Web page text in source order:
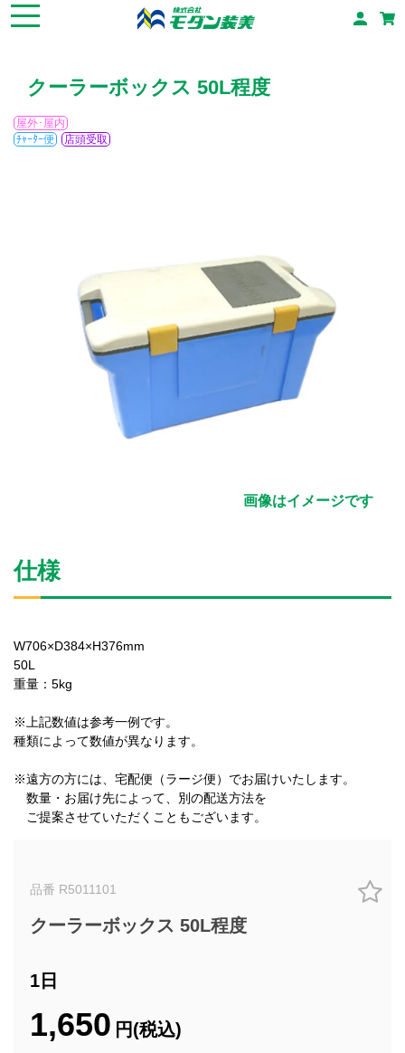
クーラーボックス 50L程度
屋外･屋内
ﾁｬｰﾀｰ便
店頭受取
画像はイメージです
仕様
W706×D384×H376mm
50L
重量：5kg
※上記数値は参考一例です。
種類によって数値が異なります。
※遠方の方には、宅配便（ラージ便）でお届けいたします。
数量・お届け先によって、別の配送方法を
ご提案させていただくこともございます。
品番 R5011101
クーラーボックス 50L程度
1日
1,650 円(税込)